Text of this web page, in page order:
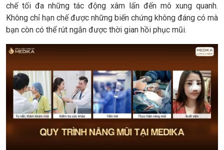
chế tối đa những tác động xâm lấn đến mô xung quanh.
Không chỉ hạn chế được những biến chứng không đáng có mà
bạn còn có thể rút ngắn được thời gian hồi phục mũi.